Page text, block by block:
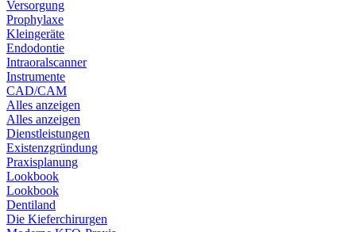
Versorgung
Prophylaxe
Kleingeräte
Endodontie
Intraoralscanner
Instrumente
CAD/CAM
Alles anzeigen
Alles anzeigen
Dienstleistungen
Existenzgründung
Praxisplanung
Lookbook
Lookbook
Dentiland
Die Kieferchirurgen